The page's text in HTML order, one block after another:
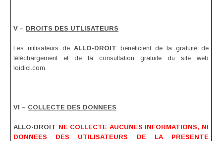
V – DROITS DES UTLISATEURS
Les utilisateurs de ALLO-DROIT bénéficient de la gratuité de
téléchargement et de la consultation gratuite du site web
loidici.com.
VI – COLLECTE DES DONNEES
ALLO-DROIT NE COLLECTE AUCUNES INFORMATIONS, NI
DONNEES DES UTILISATEURS DE LA PRESENTE